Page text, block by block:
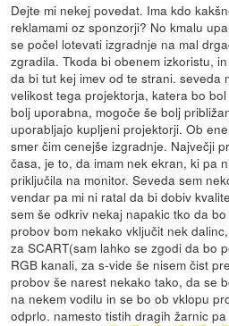
Dejte mi nekej povedat. Ima kdo
reklamami oz sponzorji? No kmalu
se počel lotevati izgradnje na mal
zgradila. Tkoda bi obenem izkoristu,
da bi tut kej imev od te strani. seveda
velikost tega projektorja, katera bo
bolj uporabna, mogoče še bolj
uporabljajo kupljeni projektorji. Ob
smer čim cenejše izgradnje. Največji
časa, je to, da imam nek ekran, ki pa
priključila na monitor. Seveda sem
vendar pa mi ni ratal da bi dobiv
sem še odkriv nekaj napakic tko da
probov bom nekako vključit nek
za SCART(sam lahko se zgodi da bo
RGB kanali, za s-vide še nisem čist
probov še narest nekako tako, da se
na nekem vodilu in se bo ob vklopu
odprlo. namesto tistih dragih žarnic